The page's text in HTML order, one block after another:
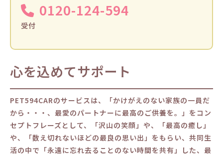
0120-124-594
受付
心を込めてサポート
PET594CARのサービスは、「かけがえのない家族の一員だ
から・・・、最愛のパートナーに最高のご供養を。」をコン
セプトフレーズとして、「沢山の笑顔」や、「最高の癒し」
や、「数え切れないほどの最良の思い出」をもらい、共同生
活の中で「永遠に忘れ去ることのない時間を共有」した、最